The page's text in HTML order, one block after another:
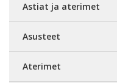
Astiat ja aterimet
Asusteet
Aterimet